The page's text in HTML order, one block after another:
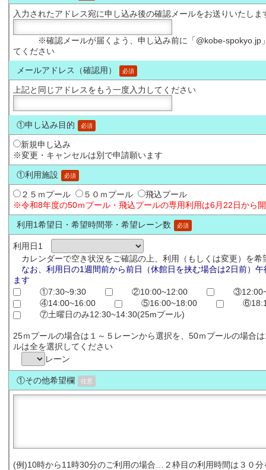
入力されたアドレス宛に申し込み後の確認メールをお送りいたしま
※確認メールが届くよう、申し込み前に「@kobe-spokyo.jp
てください
メールアドレス（確認用） 必須
上記と同じアドレスをもう一度入力してください
①申し込み目的 必須
新規申し込み
※変更・キャンセルは別で申請願います
①利用施設 必須
２５ｍプール ５０ｍプール
飛込プール
※令和8年度の50ｍプール・飛込プールの専用利用は6月22日から
利用1希望日・希望時間帯・希望レーン数 必須
利用日1
カレンダーで空き状況をご確認の上、利用（もしくは変更）を
なお、利用日の1週間前から前日（休館日を挟む場合は2日前）
ます
①7:30~9:30
②10:00~12:00
④14:00~16:00
⑤16:00~18:00
⑦土曜日のみ12:30~14:30(25mプール)
25ｍプールの場合は１～５レーンから選択を、50ｍプールの場合
ルは全を選択してください
レーン
①その他希望欄 任意
(例)10時から11時30分のご利用の場合…２枠目の利用時間は３０分